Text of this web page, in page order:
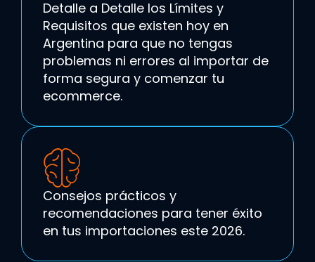
Detalle a Detalle los Límites y
Requisitos que existen hoy en
Argentina para que no tengas
problemas ni errores al importar de
forma segura y comenzar tu
ecommerce.
Consejos prácticos y
recomendaciones para tener éxito
en tus importaciones este 2026.